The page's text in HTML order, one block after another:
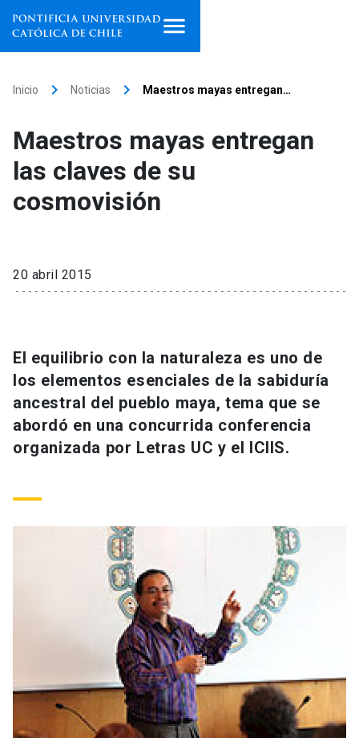
Facultades, escuelas e
institutos
Investigación
Extensión
Universidad
Información para keyboard_arrow_down
Futuros estudiantes
Académicos
Vecinos launch
Go to english site launch
launch
Biblioteca launch
Donaciones
Inicio keyboard_arrow_right Noticias keyboard_arrow_right Maestros mayas entregan…
Maestros mayas entregan
las claves de su
cosmovisión
20 abril 2015
El equilibrio con la naturaleza es uno de
los elementos esenciales de la sabiduría
ancestral del pueblo maya, tema que se
abordó en una concurrida conferencia
organizada por Letras UC y el ICIIS.